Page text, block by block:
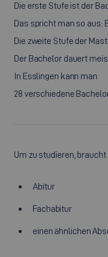
Die erste Stufe ist der
Das spricht man so aus:
Die zweite Stufe der
Der Bachelor dauert
In Esslingen kann man
28 verschiedene
Um zu studieren, braucht
Abitur
Fachabitur
einen ähnlichen